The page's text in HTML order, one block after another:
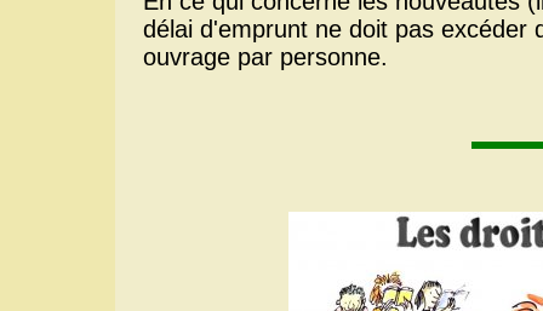
délai d'emprunt ne doit pas excéder
ouvrage par personne.